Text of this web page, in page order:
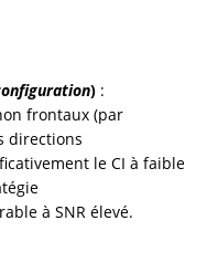
) :
frontaux (par
directions
le CI à faible
à SNR élevé.